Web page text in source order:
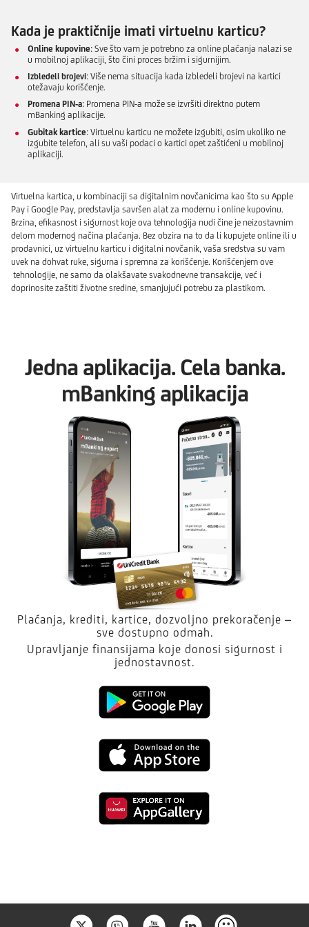
Kada je praktičnije imati virtuelnu karticu?
Online kupovine: Sve što vam je potrebno za online plaćanja nalazi se
u mobilnoj aplikaciji, što čini proces bržim i sigurnijim.
Izbledeli brojevi: Više nema situacija kada izbledeli brojevi na kartici
otežavaju korišćenje.
Promena PIN-a: Promena PIN-a može se izvršiti direktno putem
mBanking aplikacije.
Gubitak kartice: Virtuelnu karticu ne možete izgubiti, osim ukoliko ne
izgubite telefon, ali su vaši podaci o kartici opet zaštićeni u mobilnoj
aplikaciji.
Virtuelna kartica, u kombinaciji sa digitalnim novčanicima kao što su Apple
Pay i Google Pay, predstavlja savršen alat za modernu i online kupovinu.
Brzina, efikasnost i sigurnost koje ova tehnologija nudi čine je neizostavnim
delom modernog načina plaćanja. Bez obzira na to da li kupujete online ili u
prodavnici, uz virtuelnu karticu i digitalni novčanik, vaša sredstva su vam
uvek na dohvat ruke, sigurna i spremna za korišćenje. Korišćenjem ove
tehnologije, ne samo da olakšavate svakodnevne transakcije, već i
doprinosite zaštiti životne sredine, smanjujući potrebu za plastikom.
Jedna aplikacija. Cela banka.
mBanking aplikacija
Plaćanja, krediti, kartice, dozvoljno prekoračenje –
sve dostupno odmah.
Upravljanje finansijama koje donosi sigurnost i
jednostavnost.
Kliknite
da
preuzmete
aplikaciju
Kliknite
da
preuzmete
Kliknite